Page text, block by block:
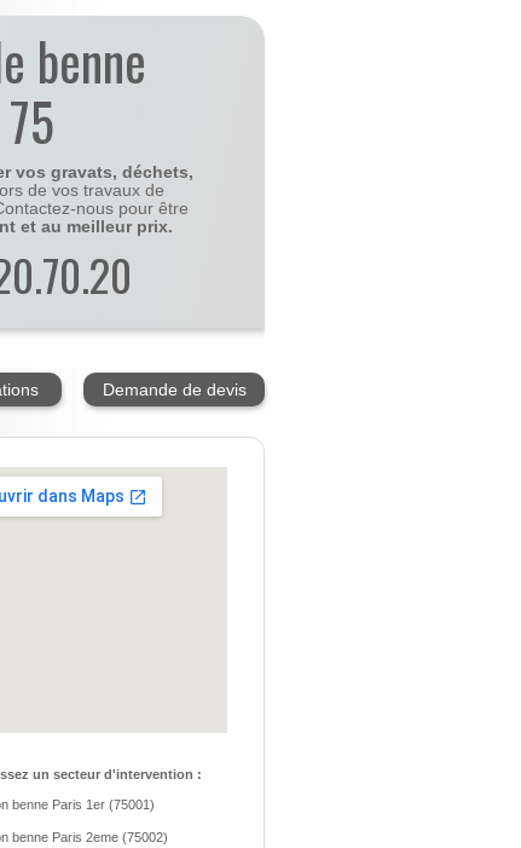
benne
vos gravats, déchets,
lors de vos travaux de
nous pour être
et au meilleur prix.
Demande de devis
un secteur d'intervention :
benne Paris 1er (75001)
benne Paris 2eme (75002)